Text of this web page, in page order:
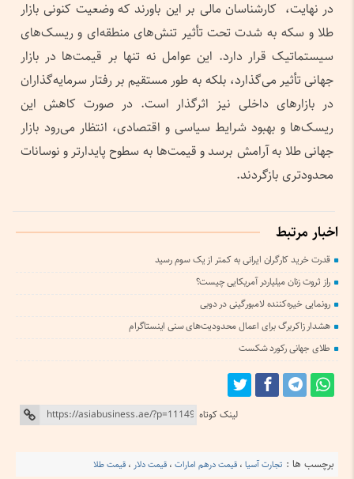
در نهایت، کارشناسان مالی بر این باورند که وضعیت کنونی بازار
طلا و سکه به شدت تحت تأثیر تنش‌های منطقه‌ای و ریسک‌های
سیستماتیک قرار دارد. این عوامل نه تنها بر قیمت‌ها در بازار
جهانی تأثیر می‌گذارد، بلکه به طور مستقیم بر رفتار سرمایه‌گذاران
در بازارهای داخلی نیز اثرگذار است. در صورت کاهش این
ریسک‌ها و بهبود شرایط سیاسی و اقتصادی، انتظار می‌رود بازار
جهانی طلا به آرامش برسد و قیمت‌ها به سطوح پایدارتر و نوسانات
محدودتری بازگردند.
اخبار مرتبط
قدرت خرید کارگران ایرانی به کمتر از یک سوم رسید
راز ثروت زنان میلیاردر آمریکایی چیست؟
رونمایی خیره‌کننده لامبورگینی در دوبی
هشدار زاکربرگ برای اعمال محدودیت‌های سنی اینستاگرام
طلای جهانی رکورد شکست
لینک کوتاه
برچسب ها : تجارت آسیا ، قیمت درهم امارات ، قیمت دلار ، قیمت طلا